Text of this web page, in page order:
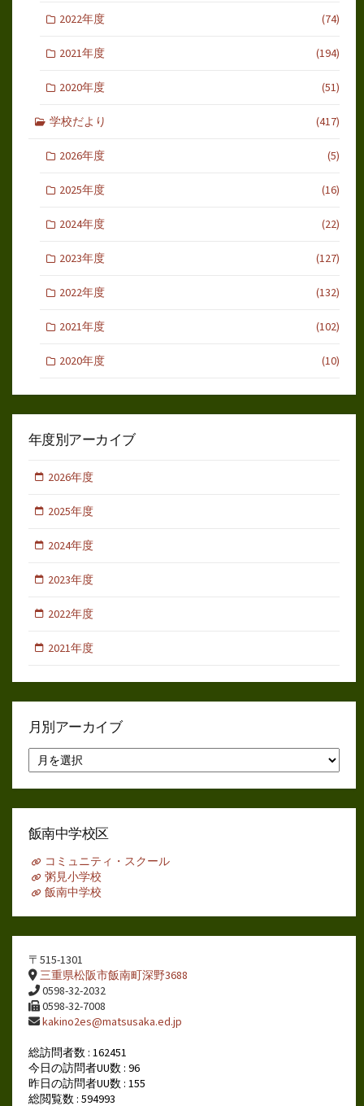
2022年度 (74)
2021年度 (194)
2020年度 (51)
学校だより (417)
2026年度 (5)
2025年度 (16)
2024年度 (22)
2023年度 (127)
2022年度 (132)
2021年度 (102)
2020年度 (10)
年度別アーカイブ
2026年度
2025年度
2024年度
2023年度
2022年度
2021年度
月別アーカイブ
別
ア
イ
飯南中学校区
コミュニティ・スクール
粥見小学校
飯南中学校
〒515-1301
三重県松阪市飯南町深野3688
0598-32-2032
0598-32-7008
kakino2es@matsusaka.ed.jp
総訪問者数 : 162451
今日の訪問者UU数 : 96
昨日の訪問者UU数 : 155
総閲覧数 : 594993